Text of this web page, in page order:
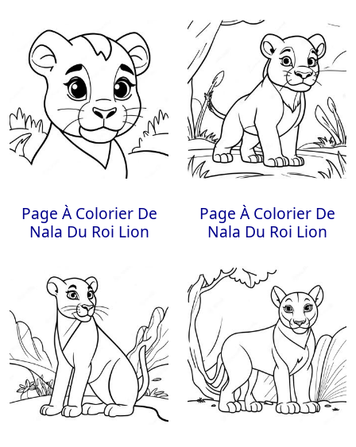
Page À Colorier De
Nala Du Roi Lion
Page À Colorier De
Nala Du Roi Lion